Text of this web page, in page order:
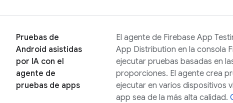
Pruebas de
Android asistidas
por IA con el
agente de
pruebas de apps
El agente de Firebase App
App Distribution en la consola
ejecutar pruebas basadas en
proporciones. El agente crea
ejecutar en varios dispositivos
app sea de la más alta calidad.